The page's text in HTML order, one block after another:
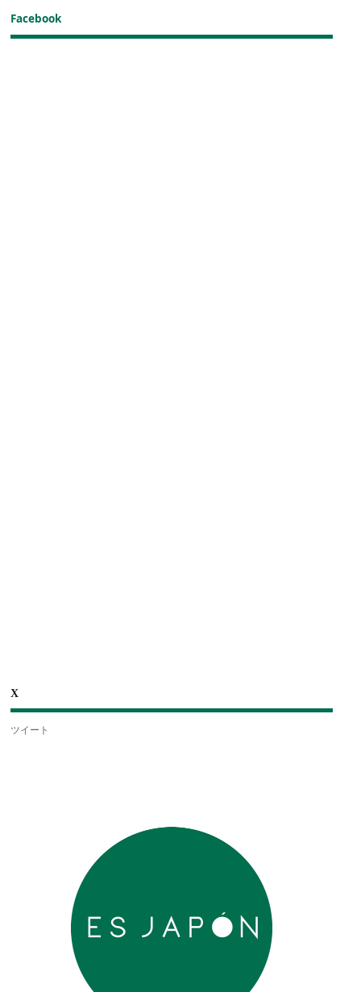
Facebook
X
ツイート